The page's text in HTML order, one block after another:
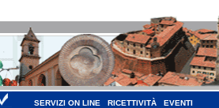
SERVIZI ON LINE RICETTIVITÀ EVENTI